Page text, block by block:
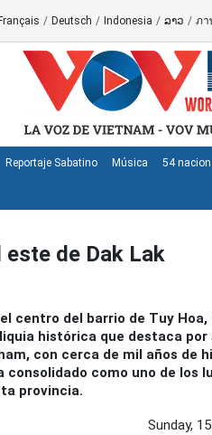
Français / Deutsch / Indonesia / ລາວ / ภา
Reportaje Sabatino Música 54
de Dak Lak
centro del barrio de Tuy Hoa,
histórica que destaca por
con cerca de mil años de
como uno de los
provincia.
Sunday,